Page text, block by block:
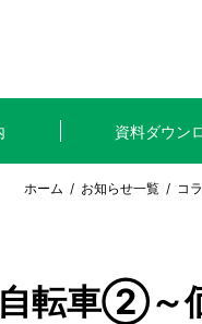
資料ダウン
ホーム / お知らせ一覧 / コ
転車②～